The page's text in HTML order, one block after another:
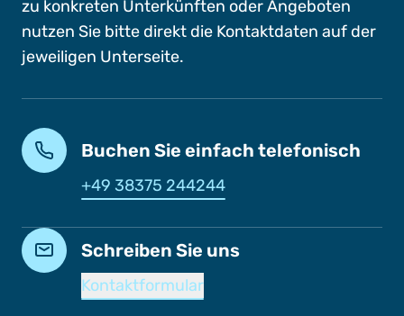
zu konkreten Unterkünften oder Angeboten
nutzen Sie bitte direkt die Kontaktdaten auf der
jeweiligen Unterseite.
Buchen Sie einfach telefonisch
+49 38375 244244
Schreiben Sie uns
Kontaktformular